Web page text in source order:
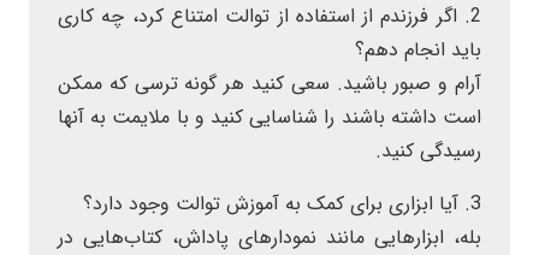
2. اگر فرزندم از استفاده از توالت امتناع کرد، چه کاری
باید انجام دهم؟
آرام و صبور باشید. سعی کنید هر گونه ترسی که ممکن
است داشته باشند را شناسایی کنید و با ملایمت به آنها
رسیدگی کنید.
3. آیا ابزاری برای کمک به آموزش توالت وجود دارد؟
بله، ابزارهایی مانند نمودارهای پاداش، کتاب‌هایی در